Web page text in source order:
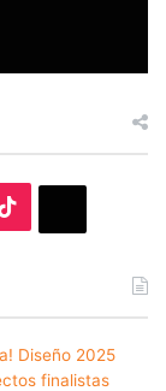
Diseño 2025
finalistas